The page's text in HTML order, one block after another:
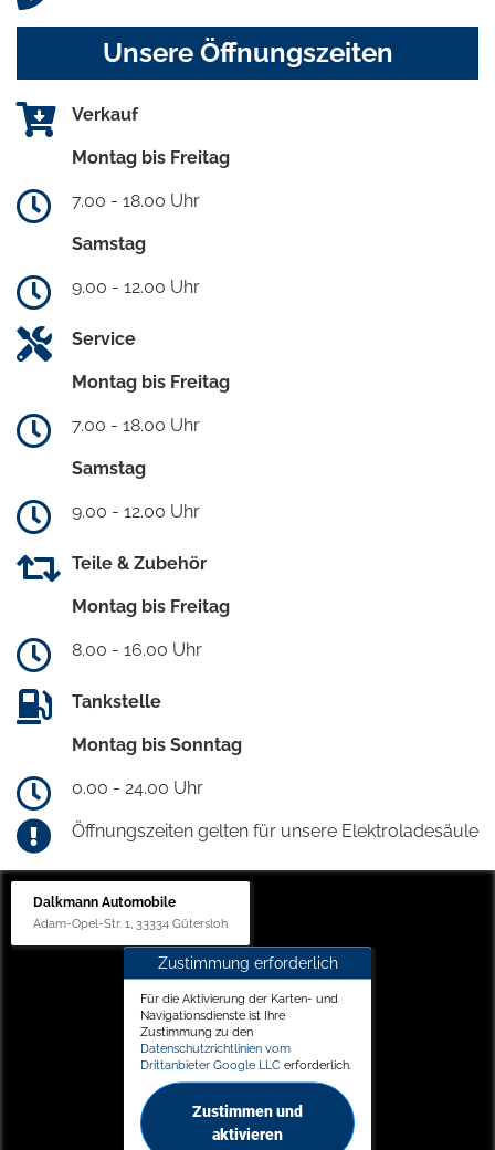
Unsere Öffnungszeiten
Verkauf
Montag bis Freitag
7.00 - 18.00 Uhr
Samstag
9.00 - 12.00 Uhr
Service
Montag bis Freitag
7.00 - 18.00 Uhr
Samstag
9.00 - 12.00 Uhr
Teile & Zubehör
Montag bis Freitag
8.00 - 16.00 Uhr
Tankstelle
Montag bis Sonntag
0.00 - 24.00 Uhr
Öffnungszeiten gelten für unsere Elektroladesäule
Dalkmann Automobile
Adam-Opel-Str. 1, 33334 Gütersloh
Zustimmung erforderlich
Für die Aktivierung der Karten- und
Navigationsdienste ist Ihre
Zustimmung zu den
Datenschutzrichtlinien vom
Drittanbieter Google LLC erforderlich.
Zustimmen und
aktivieren